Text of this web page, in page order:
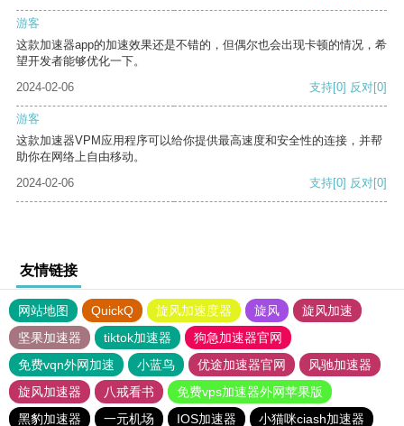
游客
这款加速器app的加速效果还是不错的，但偶尔也会出现卡顿的情况，希
望开发者能够优化一下。
2024-02-06
支持[0] 反对[0]
游客
这款加速器VPM应用程序可以给你提供最高速度和安全性的连接，并帮
助你在网络上自由移动。
2024-02-06
支持[0] 反对[0]
友情链接
网站地图 QuickQ 旋风加速度器 旋风
旋风加速
坚果加速器
tiktok加速器
狗急加速器官网
免费vqn外网加速
小蓝鸟 优途加速器官网
风驰加速器
旋风加速器
八戒看书
免费vps加速器外网苹果版
黑豹加速器
一元机场 IOS加速器 小猫咪ciash加速器